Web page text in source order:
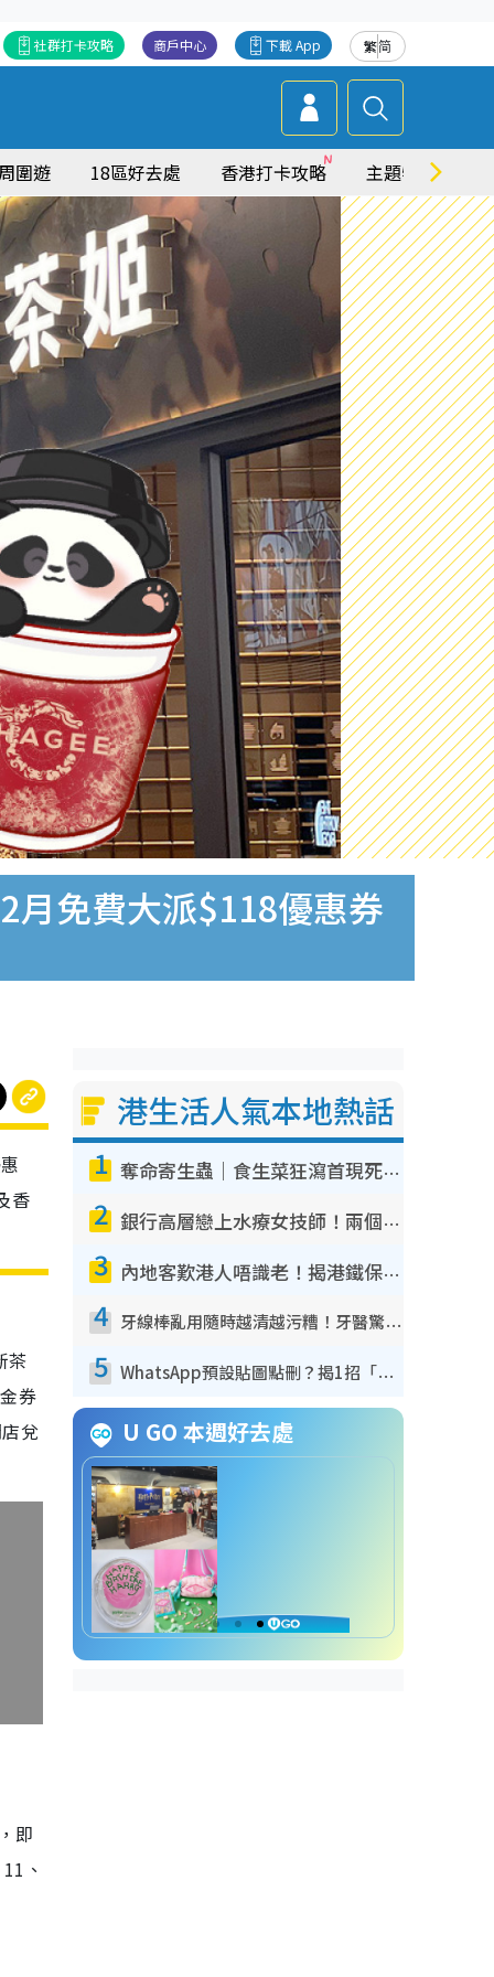
繁简
下載 App
商戶中心
社群打卡攻略
圍遊 18區好去處 香港打卡攻略 主題特集
月免費大派$118優惠券
香
茶
券
兌
即
、
港生活人氣本地熱話
1 奪命寄生蟲｜食生菜狂瀉首現死者！疫潮惡化錄1.8萬宗病例 揭洗菜3大謬誤
2 銀行高層戀上水療女技師！兩個月借128萬驚覺「沉船」沉落火海 揭背後疑似邪教操控賣淫
3 內地客歎港人唔識老！揭港鐵保鮮級冷氣 港人求放過：咪投訴
4 牙線棒亂用隨時越清越污糟！牙醫驚揭盲目過戶細菌恐致蛀牙：呢種先係日常真保養
5 WhatsApp預設貼圖點刪？揭1招「反向操作」還原簡潔介面 附3步實測教學
U GO 本週好去處